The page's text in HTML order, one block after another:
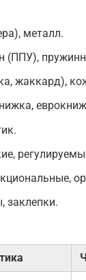
металл.
(ППУ),
жаккард),
заклепки.